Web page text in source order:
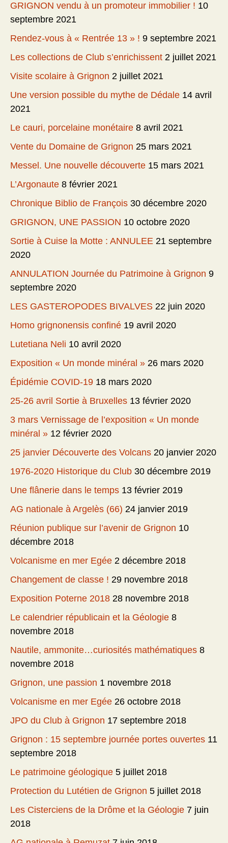
GRIGNON vendu à un promoteur immobilier ! 10
septembre 2021
Rendez-vous à « Rentrée 13 » ! 9 septembre 2021
Les collections de Club s’enrichissent 2 juillet 2021
Visite scolaire à Grignon 2 juillet 2021
Une version possible du mythe de Dédale 14 avril
2021
Le cauri, porcelaine monétaire 8 avril 2021
Vente du Domaine de Grignon 25 mars 2021
Messel. Une nouvelle découverte 15 mars 2021
L’Argonaute 8 février 2021
Chronique Biblio de François 30 décembre 2020
GRIGNON, UNE PASSION 10 octobre 2020
Sortie à Cuise la Motte : ANNULEE 21 septembre
2020
ANNULATION Journée du Patrimoine à Grignon 9
septembre 2020
LES GASTEROPODES BIVALVES 22 juin 2020
Homo grignonensis confiné 19 avril 2020
Lutetiana Neli 10 avril 2020
Exposition « Un monde minéral » 26 mars 2020
Épidémie COVID-19 18 mars 2020
25-26 avril Sortie à Bruxelles 13 février 2020
3 mars Vernissage de l’exposition « Un monde
minéral » 12 février 2020
25 janvier Découverte des Volcans 20 janvier 2020
1976-2020 Historique du Club 30 décembre 2019
Une flânerie dans le temps 13 février 2019
AG nationale à Argelès (66) 24 janvier 2019
Réunion publique sur l’avenir de Grignon 10
décembre 2018
Volcanisme en mer Egée 2 décembre 2018
Changement de classe ! 29 novembre 2018
Exposition Poterne 2018 28 novembre 2018
Le calendrier républicain et la Géologie 8
novembre 2018
Nautile, ammonite…curiosités mathématiques 8
novembre 2018
Grignon, une passion 1 novembre 2018
Volcanisme en mer Egée 26 octobre 2018
JPO du Club à Grignon 17 septembre 2018
Grignon : 15 septembre journée portes ouvertes 11
septembre 2018
Le patrimoine géologique 5 juillet 2018
Protection du Lutétien de Grignon 5 juillet 2018
Les Cisterciens de la Drôme et la Géologie 7 juin
2018